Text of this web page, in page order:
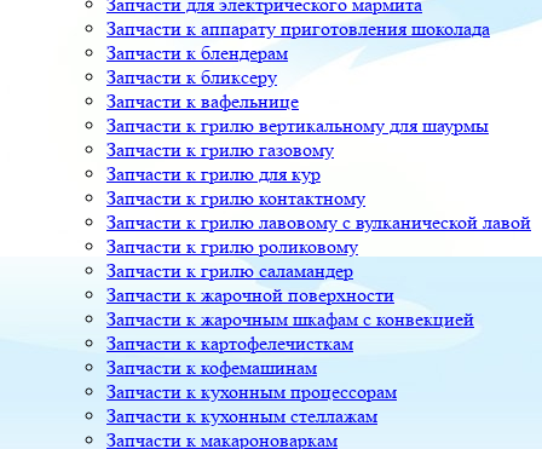
Запчасти к аппарату приготовления шоколада
Запчасти к блендерам
Запчасти к бликсеру
Запчасти к вафельнице
Запчасти к грилю вертикальному для шаурмы
Запчасти к грилю газовому
Запчасти к грилю для кур
Запчасти к грилю контактному
Запчасти к грилю лавовому с вулканической лавой
Запчасти к грилю роликовому
Запчасти к грилю саламандер
Запчасти к жарочной поверхности
Запчасти к жарочным шкафам с конвекцией
Запчасти к картофелечисткам
Запчасти к кофемашинам
Запчасти к кухонным процессорам
Запчасти к кухонным стеллажам
Запчасти к макароноваркам